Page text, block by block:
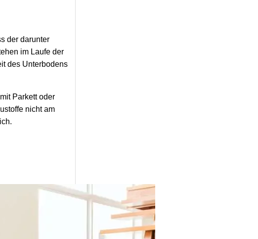
der darunter
im Laufe der
des Unterbodens
Parkett oder
nicht am